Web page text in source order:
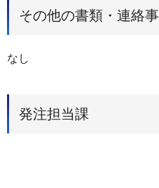
その他の書類・連絡
なし
発注担当課